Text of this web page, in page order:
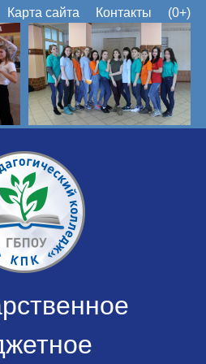
Карта сайта Контакты (0+)